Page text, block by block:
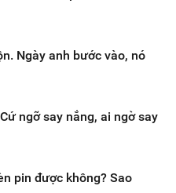
Ngày anh bước vào, nó
ngỡ say nắng, ai ngờ say
pin được không? Sao